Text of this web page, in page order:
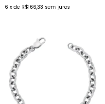
6 x de R$166,33 sem juros